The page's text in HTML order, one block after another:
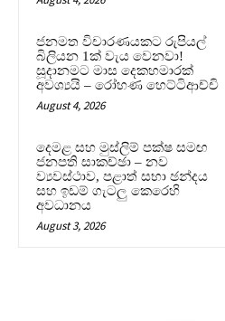
ජනමත විචාරණයකට රුපියල්
බිලියන 1ක් වැය වෙනවා!
සූදානමට මාස දෙකහමාරක්
අවශ්‍යයි – රෝහණ හෙට්ටිආච්චි
August 4, 2026
දෙමළ සහ මුස්ලිම් පක්ෂ සමඟ
ජනපති සාකච්ඡා – නව
ව්‍යවස්ථාව, පළාත් සභා ඡන්දය
සහ ඉඩම් ගැටලු කෙරෙහි
අවධානය
August 3, 2026